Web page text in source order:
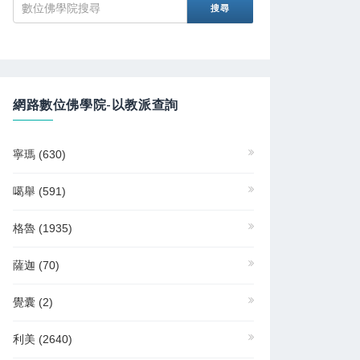
網路數位佛學院-以教派查詢
寧瑪 (630)
噶舉 (591)
格魯 (1935)
薩迦 (70)
覺囊 (2)
利美 (2640)